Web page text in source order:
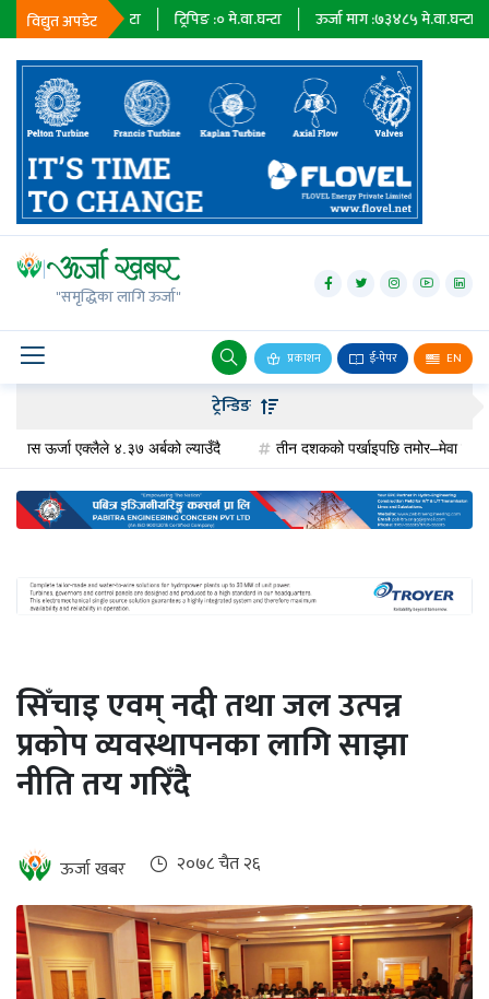
विद्युत अपडेट
मे.वा.घन्टा ट्रिपिङ : मे.वा.घन्टा ऊर्जा माग : ७३४८५मे.वा.घन्टा
"समृद्धिका लागि ऊर्जा"
प्रकाशन ई-पेपर EN
जलविद्युत्
सोलार
वायु
बायोग्यास
पेट्रोलियम
अन्तर्राष्ट्रिय
ऊर्जा
दक्षता
खबर
हरित
हाइड्रोजन
सम्पादकीय
बैंक
पर्यटन
ट्रेन्डिङ
एक्लैले ४.३७ अर्बको ल्याउँदै तीन दशकको पर्खाइपछि तमोर–मेवा जलविद्युत्
सिँचाइ एवम् नदी तथा जल उत्पन्न
प्रकोप व्यवस्थापनका लागि साझा
नीति तय गरिँदै
ऊर्जा खबर २०७८ चैत २६